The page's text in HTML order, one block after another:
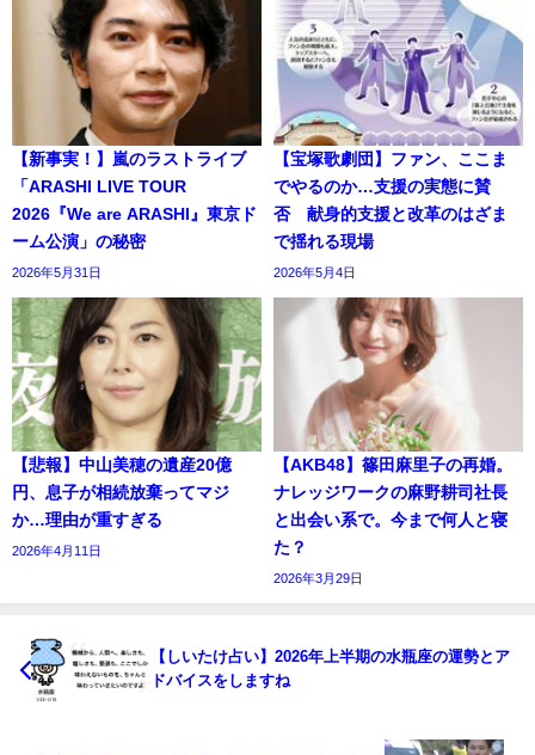
【新事実！】嵐のラストライブ
「ARASHI LIVE TOUR
2026『We are ARASHI』東京ド
ーム公演」の秘密
2026年5月31日
【宝塚歌劇団】ファン、ここま
でやるのか…支援の実態に賛
否 献身的支援と改革のはざま
で揺れる現場
2026年5月4日
【悲報】中山美穂の遺産20億
円、息子が相続放棄ってマジ
か…理由が重すぎる
2026年4月11日
【AKB48】篠田麻里子の再婚。
ナレッジワークの麻野耕司社長
と出会い系で。今まで何人と寝
た？
2026年3月29日
【しいたけ占い】2026年上半期の水瓶座の運勢とア
ドバイスをしますね